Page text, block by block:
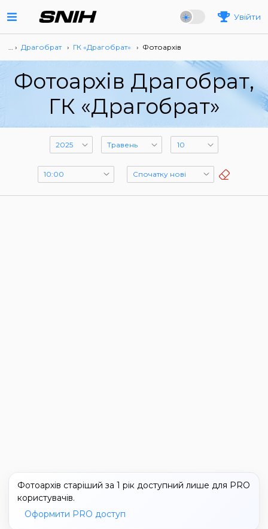
Увійти
… › Драгобрат › ГК «Драгобрат» › Фотоархів
Фотоархів Драгобрат,
ГК «Драгобрат»
Фотоархів старіший за 1 рік доступний лише для PRO
користувачів.
Оформити PRO доступ